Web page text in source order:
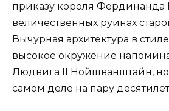
приказу короля Фердинанда
величественных руинах
Вычурная архитектура в
высокое окружение
Людвига II Нойшванштайн,
самом деле на пару